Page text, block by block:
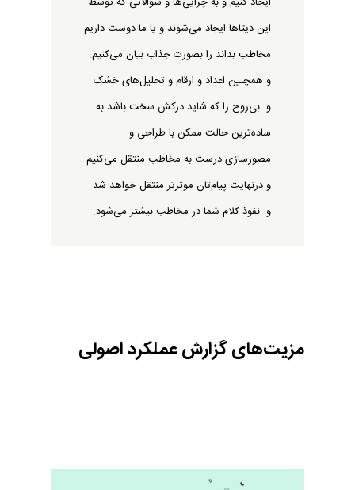
این دیتاها ایجاد می‌شوند و یا ما دوست داریم
مخاطب بداند را بصورت جذاب بیان می‌کنیم.
و همچنین اعداد و ارقام و تحلیل‌های خشک
و بی‌روح را که شاید درکش سخت باشد به
ساده‌ترین حالت ممکن با طراحی و
مصورسازی درست به مخاطب منتقل می‌کنیم
و درنهایت پیام‌تان موثرتر منتقل خواهد شد
و نفوذ کلام شما در مخاطب بیشتر می‌شود.
مزیت‌هایگزارشعملکرداصولی